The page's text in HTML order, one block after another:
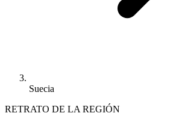
Suecia
RETRATO DE LA REGIÓN